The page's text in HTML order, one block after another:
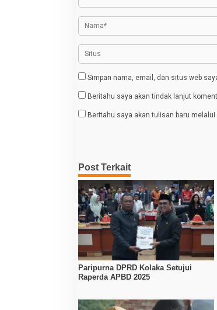
p
o
s
Simpan nama, email, dan situs web
Beritahu saya akan tindak lanjut
Beritahu saya akan tulisan baru melalui
Post Terkait
Paripurna DPRD Kolaka Setujui
Raperda APBD 2025